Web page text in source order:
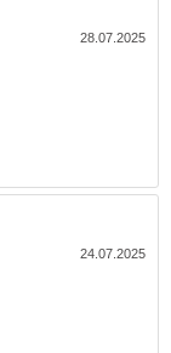
28.07.2025
24.07.2025